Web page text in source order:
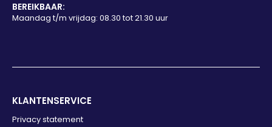
BEREIKBAAR:
Maandag t/m vrijdag: 08.30 tot 21.30 uur
KLANTENSERVICE
Privacy statement